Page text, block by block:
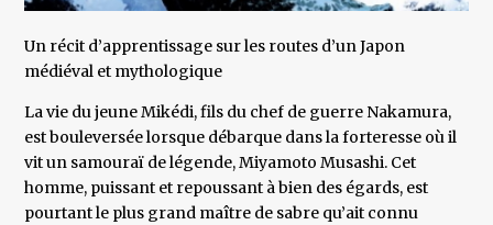
Un récit d’apprentissage sur les routes d’un Japon
médiéval et mythologique
La vie du jeune Mikédi, fils du chef de guerre Nakamura,
est bouleversée lorsque débarque dans la forteresse où il
vit un samouraï de légende, Miyamoto Musashi. Cet
homme, puissant et repoussant à bien des égards, est
pourtant le plus grand maître de sabre qu’ait connu